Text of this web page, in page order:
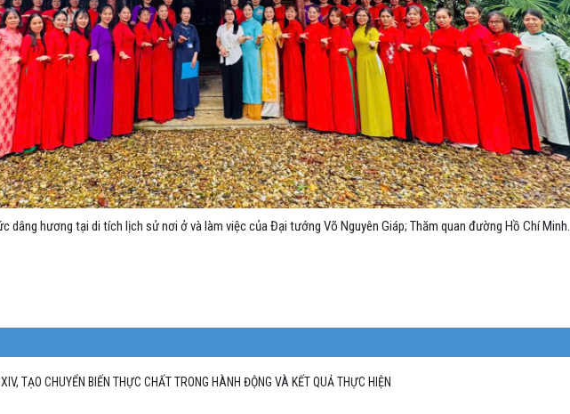
dâng hương tại di tích lịch sử nơi ở và làm việc của Đại tướng Võ Nguyên Giáp; Thăm quan đường Hồ Chí Minh.
TẠO CHUYỂN BIẾN THỰC CHẤT TRONG HÀNH ĐỘNG VÀ KẾT QUẢ THỰC HIỆN